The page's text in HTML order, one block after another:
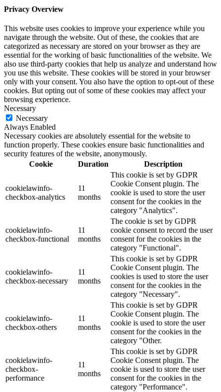
Privacy Overview
This website uses cookies to improve your experience while you
navigate through the website. Out of these, the cookies that are
categorized as necessary are stored on your browser as they are
essential for the working of basic functionalities of the website. We
also use third-party cookies that help us analyze and understand how
you use this website. These cookies will be stored in your browser
only with your consent. You also have the option to opt-out of these
cookies. But opting out of some of these cookies may affect your
browsing experience.
Necessary
Necessary
Always Enabled
Necessary cookies are absolutely essential for the website to
function properly. These cookies ensure basic functionalities and
security features of the website, anonymously.
Cookie
Duration Description
cookielawinfo-
checkbox-analytics
11
months
This cookie is set by GDPR
Cookie Consent plugin. The
cookie is used to store the user
consent for the cookies in the
category "Analytics".
cookielawinfo-
checkbox-functional
11
months
The cookie is set by GDPR
cookie consent to record the user
consent for the cookies in the
category "Functional".
cookielawinfo-
checkbox-necessary
11
months
This cookie is set by GDPR
Cookie Consent plugin. The
cookies is used to store the user
consent for the cookies in the
category "Necessary".
cookielawinfo-
checkbox-others
11
months
This cookie is set by GDPR
Cookie Consent plugin. The
cookie is used to store the user
consent for the cookies in the
category "Other.
cookielawinfo-
checkbox-
performance
11
months
This cookie is set by GDPR
Cookie Consent plugin. The
cookie is used to store the user
consent for the cookies in the
category "Performance".